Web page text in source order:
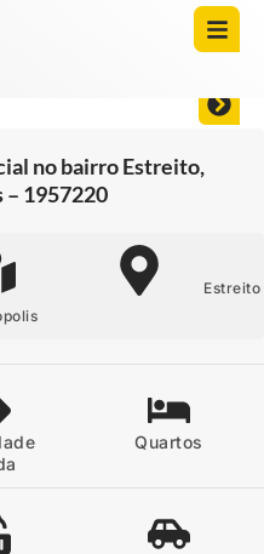
no bairro Estreito,
1957220
Estreito
Quartos